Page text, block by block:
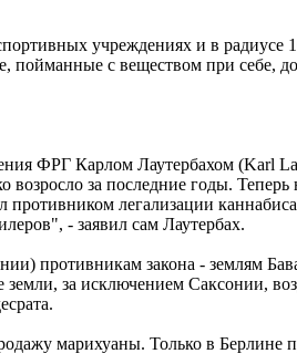
учреждениях и в радиусе
пойманные с веществом при себе,
ФРГ Карлом Лаутербахом (Karl
возросло за последние годы.
легализации
- заявил сам Лаутербах.
противникам закона - землям
земли, за исключением Саксонии,
марихуаны. Только в Берлине